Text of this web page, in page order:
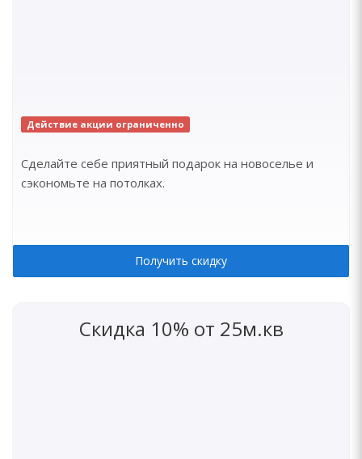
Действие акции ограниченно
Сделайте себе приятный подарок на новоселье и
сэкономьте на потолках.
Получить скидку
Скидка 10% от 25м.кв